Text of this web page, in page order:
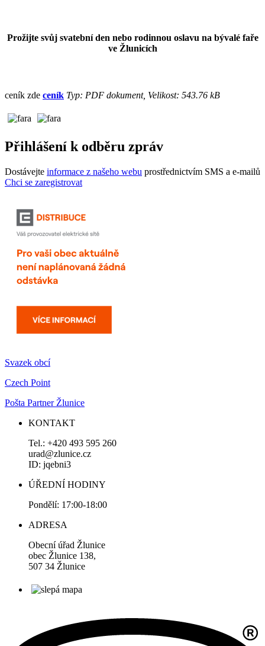
Prožijte svůj svatební den nebo rodinnou oslavu na bývalé faře
ve Žlunicích
ceník zde ceník Typ: PDF dokument, Velikost: 543.76 kB
Přihlášení k odběru zpráv
Dostávejte informace z našeho webu prostřednictvím SMS a e-mailů
Chci se zaregistrovat
Svazek obcí
Czech Point
Pošta Partner Žlunice
KONTAKT
Tel.: +420 493 595 260
urad@zlunice.cz
ID: jqebni3
ÚŘEDNÍ HODINY
Pondělí: 17:00-18:00
ADRESA
Obecní úřad Žlunice
obec Žlunice 138,
507 34 Žlunice